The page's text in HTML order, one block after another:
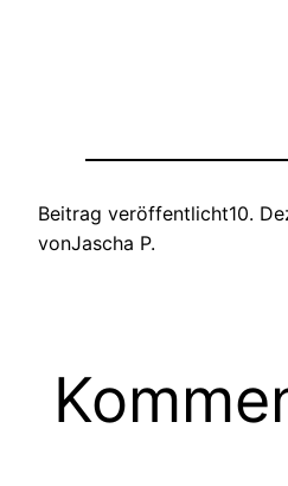
Beitrag veröffentlicht10.
vonJascha P.